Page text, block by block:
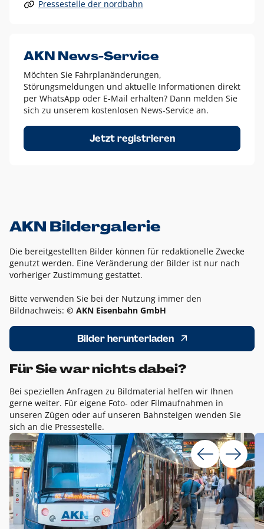
Alle anderen Logo-Varianten dürfen nur in Ausnahmefällen
Diese Ausnahmen sind zum Beispiel:
dem AKN Blau,
weißes Logo auf Fotohintergründen,
schwarzes Logo für reine Schwarz-Weiß-Umsetzungen
Um das Logo herum muss ein Schutzraum von jeweils einer
Höhe bzw. Breite des N aus AKN in alle Richtungen
Pressestelle der nordbahn
AKN News-Service
Möchten Sie Fahrplanänderungen,
Störungsmeldungen und aktuelle Informationen direkt
per WhatsApp oder E-Mail erhalten? Dann melden Sie
sich zu unserem kostenlosen News-Service an.
Jetzt registrieren
AKN Bildergalerie
Die bereitgestellten Bilder können für redaktionelle Zwecke
genutzt werden. Eine Veränderung der Bilder ist nur nach
vorheriger Zustimmung gestattet.
Bitte verwenden Sie bei der Nutzung immer den
Bildnachweis: © AKN Eisenbahn GmbH
Bilder herunterladen
Für Sie war nichts dabei?
Bei speziellen Anfragen zu Bildmaterial helfen wir Ihnen
gerne weiter. Für eigene Foto- oder Filmaufnahmen in
unseren Zügen oder auf unseren Bahnsteigen wenden Sie
sich an die Pressestelle.